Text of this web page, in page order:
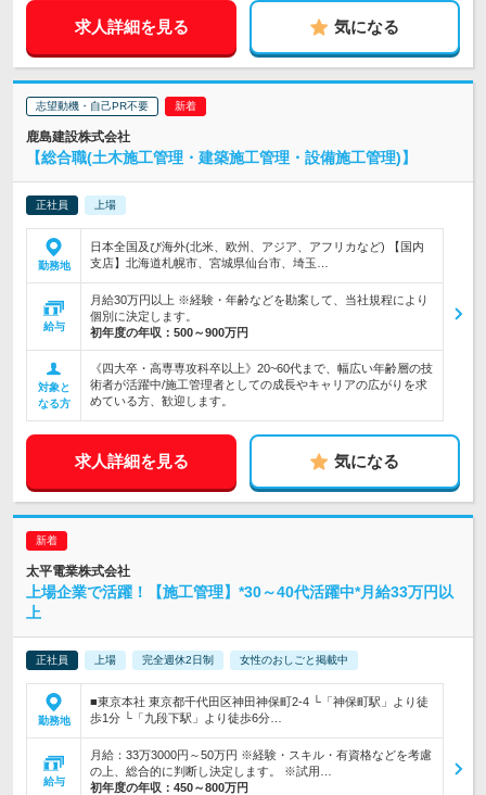
求人詳細を見る 気になる
志望動機・自己PR不要
鹿島建設株式会社
【総合職(土木施工管理・建築施工管理・設備施工管理)】
正社員 上場
勤務地
日本全国及び海外(北米、欧州、アジア、アフリカなど) 【国内
支店】北海道札幌市、宮城県仙台市、埼玉…
給与
月給30万円以上 ※経験・年齢などを勘案して、当社規程により
個別に決定します。
初年度の年収： 500～900万円
対象と
なる方
《四大卒・高専専攻科卒以上》20~60代まで、幅広い年齢層の技
術者が活躍中/施工管理者としての成長やキャリアの広がりを求
めている方、歓迎します。
求人詳細を見る 気になる
太平電業株式会社
上場企業で活躍！【施工管理】*30～40代活躍中*月給33万円以
上
正社員 上場 完全週休2日制 女性のおしごと掲載中
勤務地
■東京本社 東京都千代田区神田神保町2-4 └「神保町駅」より徒
歩1分 └「九段下駅」より徒歩6分…
給与
月給：33万3000円～50万円 ※経験・スキル・有資格などを考慮
の上、総合的に判断し決定します。 ※試用…
初年度の年収： 450～800万円